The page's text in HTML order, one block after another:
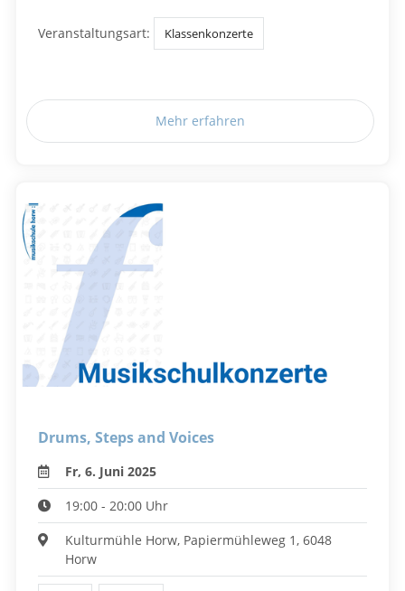
Veranstaltungsart: Klassenkonzerte
Mehr erfahren
Drums, Steps and Voices
Fr, 6. Juni 2025
19:00 - 20:00 Uhr
Kulturmühle Horw, Papiermühleweg 1, 6048
Horw